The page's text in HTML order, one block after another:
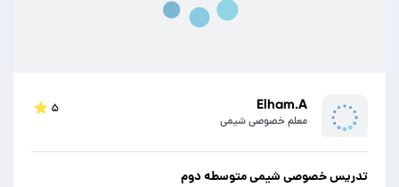
Elham.A
معلم خصوصی شیمی
۵
تدریس خصوصی شیمی متوسطه دوم